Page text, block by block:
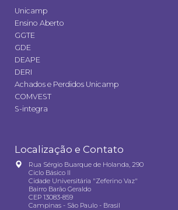
Unicamp
Ensino Aberto
GGTE
GDE
DEAPE
DERI
Achados e Perdidos Unicamp
COMVEST
S-integra
Localização e Contato
Rua Sérgio Buarque de Holanda, 290
Ciclo Básico II
Cidade Universitária "Zeferino Vaz"
Bairro Barão Geraldo
CEP 13083-859
Campinas - São Paulo - Brasil